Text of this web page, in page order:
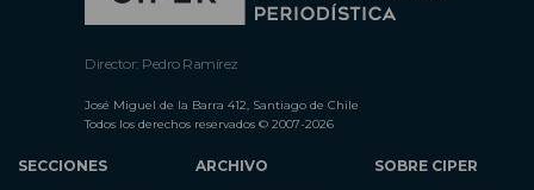
Director: Pedro Ramírez
José Miguel de la Barra 412, Santiago de Chile
Todos los derechos reservados © 2007-2026
SECCIONES
ARCHIVO
SOBRE CIPER